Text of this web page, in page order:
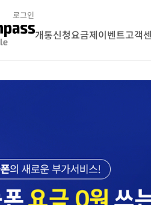
로그인
개통신청요금제 이벤트고객